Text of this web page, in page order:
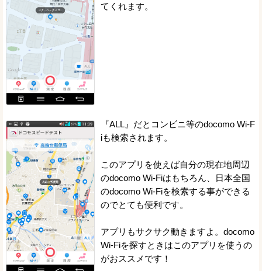
てくれます。
『ALL』だとコンビニ等のdocomo Wi-F
iも検索されます。
このアプリを使えば自分の現在地周辺
のdocomo Wi-Fiはもちろん、日本全国
のdocomo Wi-Fiを検索する事ができる
のでとても便利です。
アプリもサクサク動きますよ。docomo
Wi-Fiを探すときはこのアプリを使うの
がおススメです！